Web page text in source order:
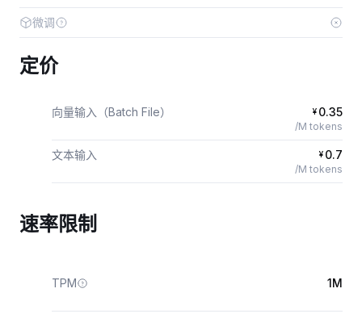
微调
定价
向量输入（Batch File） ¥ 0.35
/M tokens
文本输入 ¥ 0.7
/M tokens
速率限制
TPM 1M